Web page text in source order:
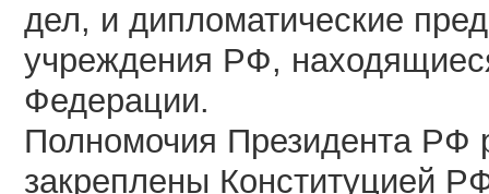
дел, и дипломатические
учреждения РФ,
Федерации.
Полномочия Президента РФ
закреплены Конституцией